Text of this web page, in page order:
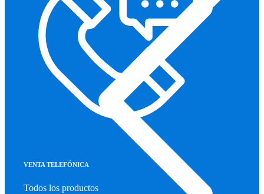
VENTA TELEFÓNICA
Todos los productos